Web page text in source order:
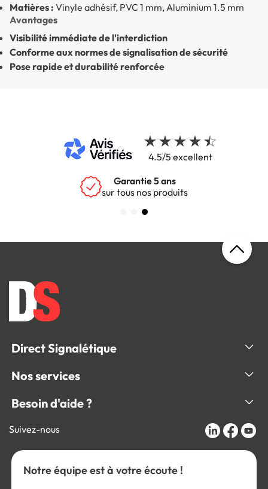
Matières : Vinyle adhésif, PVC 1 mm, Aluminium 1.5 mm
Avantages
Visibilité immédiate de l'interdiction
Conforme aux normes de signalisation de sécurité
Pose rapide et durabilité renforcée
4.5/5 excellent
Garantie 5 ans
sur tous nos produits
Direct Signalétique
Nos services
Besoin d'aide ?
Suivez-nous
Notre équipe est à votre écoute !